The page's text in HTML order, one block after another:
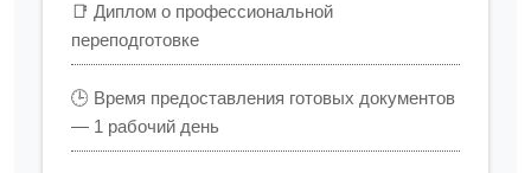
📑 Диплом о профессиональной
переподготовке
🕒 Время предоставления готовых документов
— 1 рабочий день